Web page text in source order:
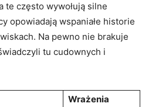
te często wywołują silne
opowiadają ⁤wspaniałe historie
Na pewno nie brakuje
tu cudownych i
Wrażenia